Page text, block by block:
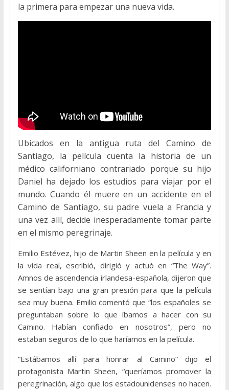
la primera para empezar una nueva vida.
Ubicados en la antigua ruta del Camino de
Santiago, la película cuenta la historia de un
médico californiano contrariado porque su hijo
Daniel ha dejado los estudios para viajar por el
mundo. Cuando él muere en un accidente en el
Camino de Santiago, su padre vuela a Francia y
una vez allí, decide inesperadamente tomar parte
en el mismo peregrinaje.
Emilio Estévez, hijo de Martin Sheen en la película y en
la vida real, escribió, dirigió y actuó en “The Way”.
Amnos de ascendencia irlandesa-española, dijeron que
se sentían bajo una gran presión para que la película
sea muy buena. Emilio comentó que “los españoles se
preguntaban sobre lo que íbamos a hacer con su
Camino. Habían confiado en nosotros”, pero no
estaban seguros de lo que haríamos en la película.
“Estábamos allí para honrar al Camino” dijo el
protagonista Martin Sheen, “queríamos promover la
peregrinación, algo que los estadounidenses no hacen.